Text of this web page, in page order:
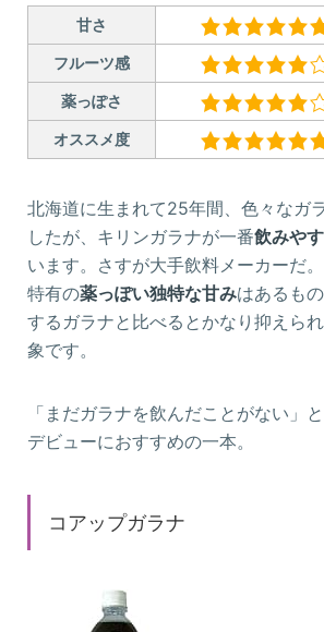
甘さ
フルーツ感
薬っぽさ
オススメ度
北海道に生まれて25年間、色々なガ
したが、キリンガラナが一番飲みや
います。さすが大手飲料メーカーだ
特有の薬っぽい独特な甘みはあるも
するガラナと比べるとかなり抑えら
象です。
「まだガラナを飲んだことがない」
デビューにおすすめの一本。
コアップガラナ